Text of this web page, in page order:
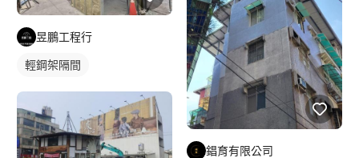
昱鵬工程行
輕鋼架隔間
錩育有限公司